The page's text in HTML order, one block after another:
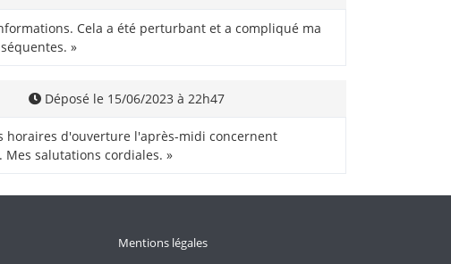
Cela a été perturbant et a compliqué ma
»
Déposé le 15/06/2023 à 22h47
horaires d'ouverture l'après-midi concernent
salutations cordiales. »
Mentions légales